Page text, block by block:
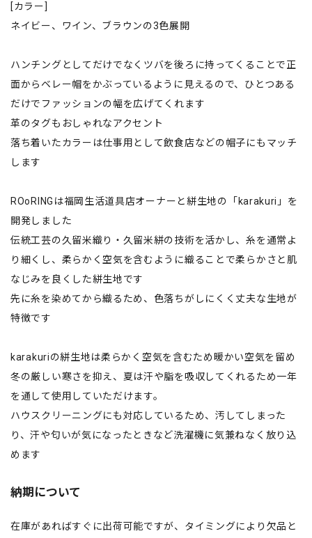
[カラー]
ネイビー、ワイン、ブラウンの3色展開
ハンチングとしてだけでなくツバを後ろに持ってくることで正
面からベレー帽をかぶっているように見えるので、ひとつある
だけでファッションの幅を広げてくれます
革のタグもおしゃれなアクセント
落ち着いたカラーは仕事用として飲食店などの帽子にもマッチ
します
ROoRINGは福岡生活道具店オーナーと絣生地の「karakuri」を
開発しました
伝統工芸の久留米織り・久留米絣の技術を活かし、糸を通常よ
り細くし、柔らかく空気を含むように織ることで柔らかさと肌
なじみを良くした絣生地です
先に糸を染めてから織るため、色落ちがしにくく丈夫な生地が
特徴です
karakuriの絣生地は柔らかく空気を含むため暖かい空気を留め
冬の厳しい寒さを抑え、夏は汗や脂を吸収してくれるため一年
を通して使用していただけます。
ハウスクリーニングにも対応しているため、汚してしまった
り、汗や匂いが気になったときなど洗濯機に気兼ねなく放り込
めます
納期について
在庫があればすぐに出荷可能ですが、タイミングにより欠品と